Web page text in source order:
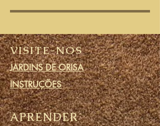
VISITE-NOS
JARDINS DE ORISA
INSTRUÇÕES
APRENDER